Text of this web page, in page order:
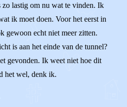
zo lastig om nu wat te vinden. Ik
ik moet doen. Voor het eerst in
gewoon echt niet meer zitten.
is aan het einde van de tunnel?
gevonden. Ik weet niet hoe dit
het wel, denk ik.